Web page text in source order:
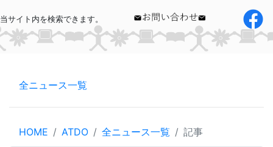
当サイト内を検索できます。
全ニュース一覧
HOME ATDO 全ニュース一覧 記事